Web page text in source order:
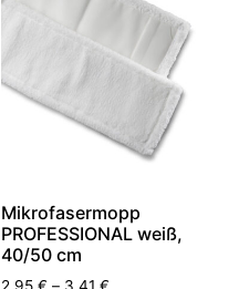
Mikrofasermopp
PROFESSIONAL weiß,
40/50 cm
2,95 € – 3,41 €